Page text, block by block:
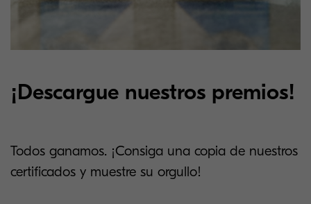
¡Descargue nuestros premios!
Todos ganamos. ¡Consiga una copia de nuestros
certificados y muestre su orgullo!